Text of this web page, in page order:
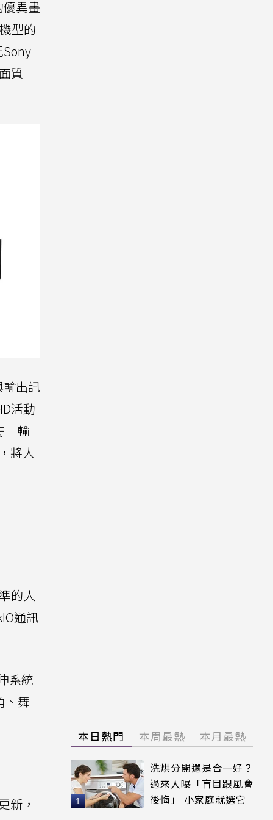
異畫
型的
Sony
質
輸出訊
活動
」輸
將大
的人
通訊
系統
、舞
新，
本日熱門 本周最熱 本月最熱
洗烘分開還是合一好？
過來人曝「盲目跟風會
後悔」 小家庭就選它